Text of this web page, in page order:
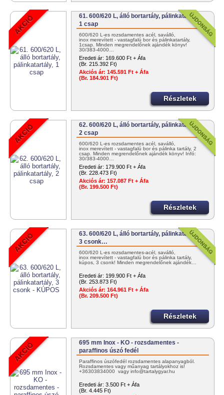
61. 600/620 L, álló bortartály, pálinkatartály,
1 csap
600/620 L-es rozsdamentes acél, saválló,
inox merevített - vastagfalú bor és pálinkatartály,
1csap. Minden megrendelőnek ajándék könyv!
30/383-4000…
Eredeti ár: 169.600 Ft + Áfa
(Br. 215.392 Ft)
Akciós ár: 145.591 Ft + Áfa
(Br. 184.901 Ft)
Részletek
62. 600/620 L, álló bortartály, pálinkatartály,
2 csap
600/620 L-es rozsdamentes acél, saválló,
inox merevített - vastagfalú bor és pálinka tartály, 2
csap. Minden megrendelőnek ajándék könyv! Infó:
30/383-4000…
Eredeti ár: 179.900 Ft + Áfa
(Br. 228.473 Ft)
Akciós ár: 157.087 Ft + Áfa
(Br. 199.500 Ft)
Részletek
63. 600/620 L, álló bortartály, pálinkatartály,
3 csonk…
600/620 L-es rozsdamentes-acél, saválló,
inox merevített - vastagfalú bor és pálinka tartály,
kúpos, 3 csonk! Minden megrendelőnek ajándék…
Eredeti ár: 199.900 Ft + Áfa
(Br. 253.873 Ft)
Akciós ár: 164.961 Ft + Áfa
(Br. 209.500 Ft)
Részletek
695 mm Inox - KO - rozsdamentes -
paraffinos úszó fedél
Paraffinos úszófedél rozsdamentes alapanyagból.
Rozsdamentes vagy műanyag tartályokhoz is!
+36303834000 vagy info@tartalygyar.hu
Eredeti ár: 3.500 Ft + Áfa
(Br. 4.445 Ft)